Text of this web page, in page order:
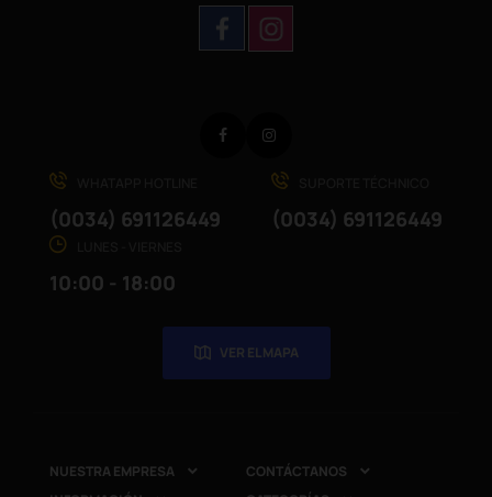
(0034) 691126449 (0034) 691126449
10:00 - 18:00
VER EL MAPA
Facebook
NUESTRA EMPRESA  CONTÁCTANOS 